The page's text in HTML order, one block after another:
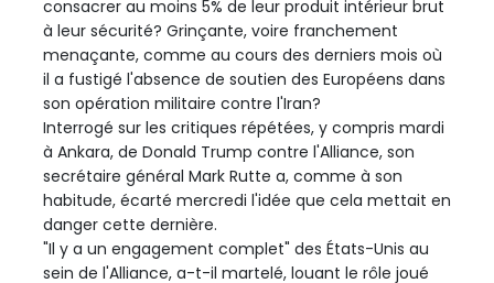
consacrer au moins 5% de leur produit intérieur brut
à leur sécurité? Grinçante, voire franchement
menaçante, comme au cours des derniers mois où
il a fustigé l'absence de soutien des Européens dans
son opération militaire contre l'Iran?
Interrogé sur les critiques répétées, y compris mardi
à Ankara, de Donald Trump contre l'Alliance, son
secrétaire général Mark Rutte a, comme à son
habitude, écarté mercredi l'idée que cela mettait en
danger cette dernière.
"Il y a un engagement complet" des États-Unis au
sein de l'Alliance, a-t-il martelé, louant le rôle joué